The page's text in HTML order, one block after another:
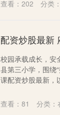
查看： 202 分类：
校园承载成长，安
县第三小学，围
课配资炒股最新，
查看： 81 分类：